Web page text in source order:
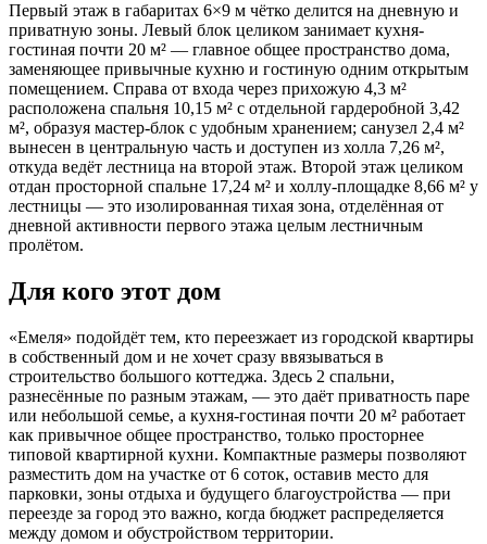
Первый этаж в габаритах 6×9 м чётко делится на дневную и
приватную зоны. Левый блок целиком занимает кухня-
гостиная почти 20 м² — главное общее пространство дома,
заменяющее привычные кухню и гостиную одним открытым
помещением. Справа от входа через прихожую 4,3 м²
расположена спальня 10,15 м² с отдельной гардеробной 3,42
м², образуя мастер-блок с удобным хранением; санузел 2,4 м²
вынесен в центральную часть и доступен из холла 7,26 м²,
откуда ведёт лестница на второй этаж. Второй этаж целиком
отдан просторной спальне 17,24 м² и холлу-площадке 8,66 м² у
лестницы — это изолированная тихая зона, отделённая от
дневной активности первого этажа целым лестничным
пролётом.
Для кого этот дом
«Емеля» подойдёт тем, кто переезжает из городской квартиры
в собственный дом и не хочет сразу ввязываться в
строительство большого коттеджа. Здесь 2 спальни,
разнесённые по разным этажам, — это даёт приватность паре
или небольшой семье, а кухня-гостиная почти 20 м² работает
как привычное общее пространство, только просторнее
типовой квартирной кухни. Компактные размеры позволяют
разместить дом на участке от 6 соток, оставив место для
парковки, зоны отдыха и будущего благоустройства — при
переезде за город это важно, когда бюджет распределяется
между домом и обустройством территории.